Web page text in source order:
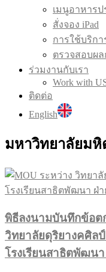
เมนูอาหารป
สั่งจอง iPad
การใช้บริกา
ตรวจสอบผล
ร่วมงานกับเรา
Work with
ติดต่อ
English
มหาวิทยาลัยมหิ
พิธีลงนามบันทึกข้อต
วิทยาลัยดุริยางคศิล
โรงเรียนสาธิตพัฒน